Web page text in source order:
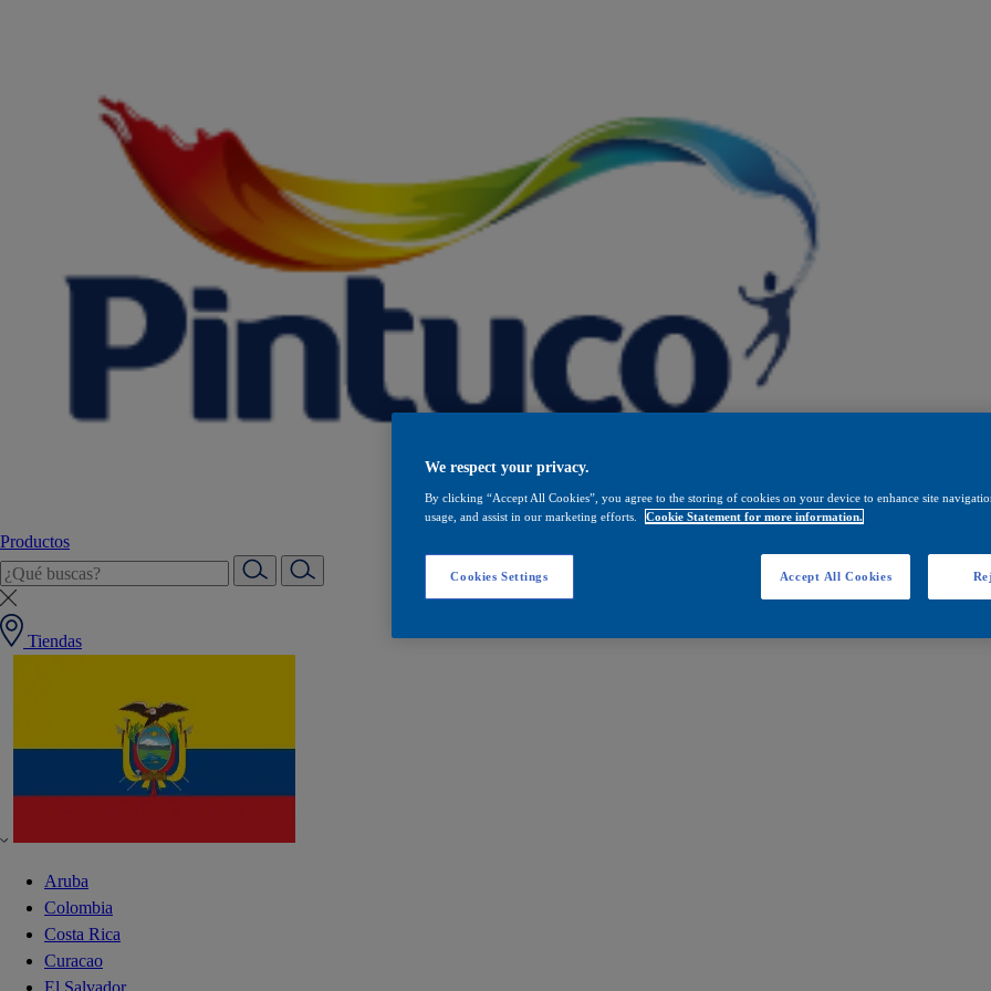
Productos
Tiendas
Aruba
Colombia
Costa Rica
Curacao
El Salvador
We respect your privacy.
By clicking “Accept All Cookies”, you agree to the storing of cookies on your device to enhance site
usage, and assist in our marketing efforts.
Cookie Statement for more information.
Cookies Settings Accept All Cookies